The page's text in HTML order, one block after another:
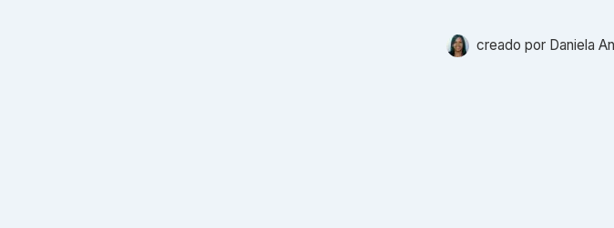
creado por Daniela